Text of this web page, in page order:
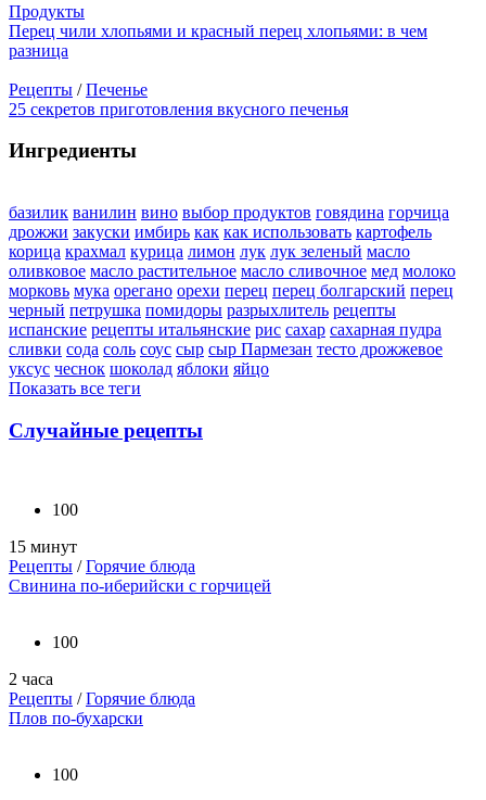
Продукты
Перец чили хлопьями и красный перец хлопьями: в чем
разница
Рецепты /Печенье
25 секретов приготовления вкусного печенья
Ингредиенты
базилик ванилин вино выбор продуктов говядина горчица
дрожжи закуски имбирь как как использовать картофель
корица крахмал курица лимон лук лук зеленый масло
оливковое масло растительное масло сливочное мед молоко
морковь мука орегано орехи перец перец болгарский перец
черный петрушка помидоры разрыхлитель рецепты
испанские рецепты итальянские рис сахар сахарная пудра
сливки сода соль соус сыр сыр Пармезан тесто дрожжевое
уксус чеснок шоколад яблоки яйцо
Показать все теги
Случайные рецепты
100
15 минут
Рецепты /Горячие блюда
Свинина по-иберийски с горчицей
100
2 часа
Рецепты /Горячие блюда
Плов по-бухарски
100